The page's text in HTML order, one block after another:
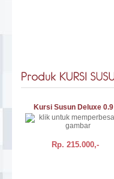
Kursi Susun Deluxe 0.9
Rp. 215.000,-